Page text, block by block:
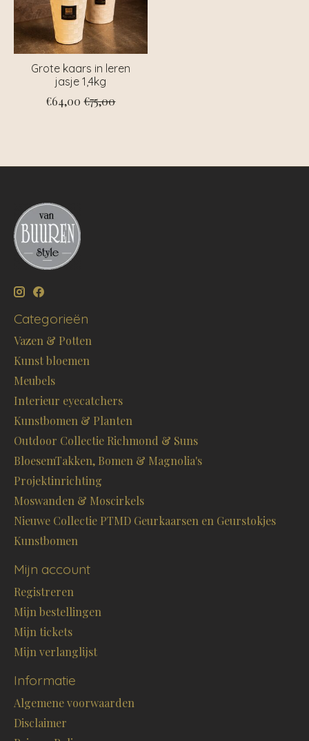
Grote kaars in leren
jasje 1,4kg
€64,00 €75,00
Categorieën
Vazen & Potten
Kunst bloemen
Meubels
Interieur eyecatchers
Kunstbomen & Planten
Outdoor Collectie Richmond & Suns
BloesemTakken, Bomen & Magnolia's
Projektinrichting
Moswanden & Moscirkels
Nieuwe Collectie PTMD Geurkaarsen en Geurstokjes
Kunstbomen
Mijn account
Registreren
Mijn bestellingen
Mijn tickets
Mijn verlanglijst
Informatie
Algemene voorwaarden
Disclaimer